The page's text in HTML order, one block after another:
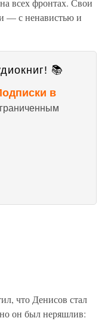
всех фронтах. Свои
— с ненавистью и
📚
в
что Денисов стал
он был неряшлив: